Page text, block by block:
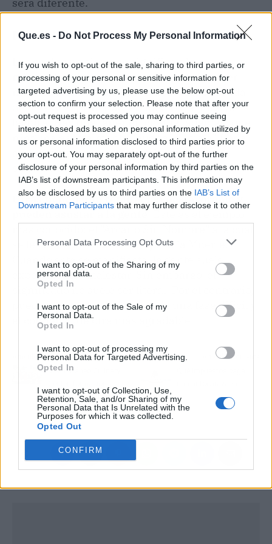
Que.es - Do Not Process My Personal Information
If you wish to opt-out of the sale, sharing to third parties, or
processing of your personal or sensitive information for
targeted advertising by us, please use the below opt-out
section to confirm your selection. Please note that after your
opt-out request is processed you may continue seeing
interest-based ads based on personal information utilized by
us or personal information disclosed to third parties prior to
your opt-out. You may separately opt-out of the further
disclosure of your personal information by third parties on the
IAB’s list of downstream participants. This information may
also be disclosed by us to third parties on the IAB’s List of
Downstream Participants that may further disclose it to other
Personal Data Processing Opt Outs
I want to opt-out of the Sharing of my
personal data.
Opted In
I want to opt-out of the Sale of my
Personal Data.
Opted In
I want to opt-out of processing my
Personal Data for Targeted Advertising.
Opted In
I want to opt-out of Collection, Use,
Retention, Sale, and/or Sharing of my
Personal Data that Is Unrelated with the
Purposes for which it was collected.
Opted Out
CONFIRM
No existe la literalidad
Las cartas no siempre significan lo
mismo.Una baraja en concreto puede tener
muchos significados según aparezca rodeada
de otras o al principio, en medio o al final de la
lectura. Hay que tener en cuenta, además, que
ninguna es totalmente "buena" o "mala". Cada
arcano tiene una variedad de opciones y
sutilezas.
Otras tienen una reputación desfavorable y
pueden asustar a la gente. Este es el ejemplo
se le llama también la baraja de la Muerte.
Cuando esta se manifiesta, la gente suele
experimentar malestar. Sin embargo, el
significado no suele ser literal. Por el contrario,
puede indicar la conclusión de una fase difícil y
el comienzo de otra más agradable.
Artículo anterior
Mediterráneo Culinary
culinaria elevada a la
excelencia
Artículo siguiente